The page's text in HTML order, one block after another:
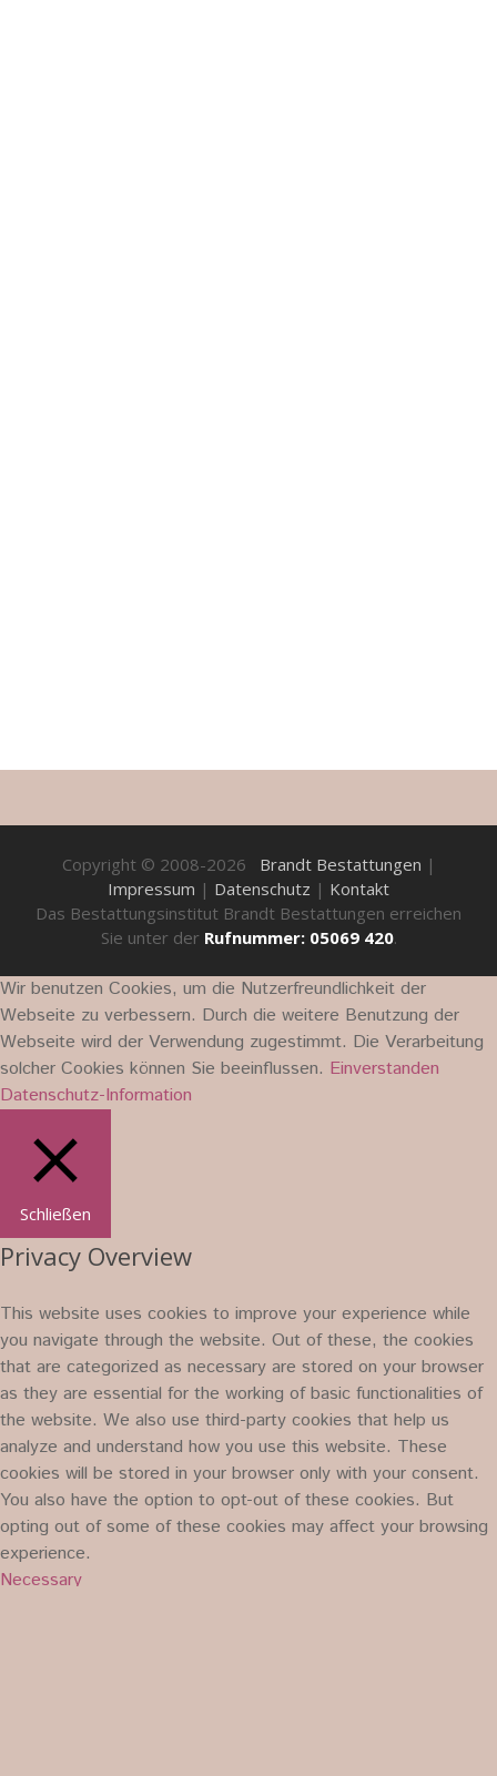
Copyright © 2008-2026 Brandt Bestattungen |
Impressum | Datenschutz | Kontakt
Das Bestattungsinstitut Brandt Bestattungen erreichen
Sie unter der Rufnummer: 05069 420.
Wir benutzen Cookies, um die Nutzerfreundlichkeit der
Webseite zu verbessern. Durch die weitere Benutzung der
Webseite wird der Verwendung zugestimmt. Die Verarbeitung
solcher Cookies können Sie beeinflussen. Einverstanden
Datenschutz-Information
Schließen
Privacy Overview
This website uses cookies to improve your experience while
you navigate through the website. Out of these, the cookies
that are categorized as necessary are stored on your browser
as they are essential for the working of basic functionalities of
the website. We also use third-party cookies that help us
analyze and understand how you use this website. These
cookies will be stored in your browser only with your consent.
You also have the option to opt-out of these cookies. But
opting out of some of these cookies may affect your browsing
experience.
Necessary